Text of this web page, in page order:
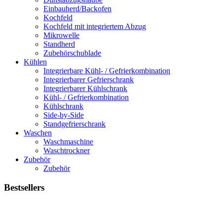
Einbauherd/Backofen
Kochfeld
Kochfeld mit integriertem Abzug
Mikrowelle
Standherd
Zubehörschublade
Kühlen
Integrierbare Kühl- / Gefrierkombination
Integrierbarer Gefrierschrank
Integrierbarer Kühlschrank
Kühl- / Gefrierkombination
Kühlschrank
Side-by-Side
Standgefrierschrank
Waschen
Waschmaschine
Waschtrockner
Zubehör
Zubehör
Bestsellers